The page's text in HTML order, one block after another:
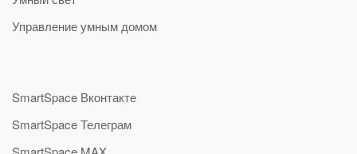
Управление умным домом
SmartSpace Вконтакте
SmartSpace Телеграм